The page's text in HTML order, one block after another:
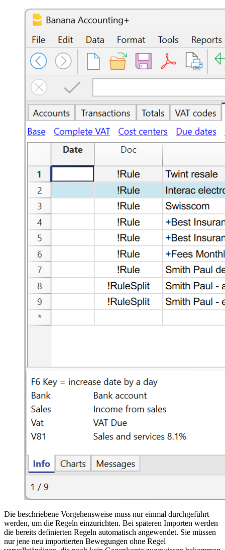
Die beschriebene Vorgehensweise muss nur einmal durchgeführt
werden, um die Regeln einzurichten. Bei späteren Importen werden
die bereits definierten Regeln automatisch angewendet. Sie müssen
nur jene neu importierten Bewegungen ohne Regel